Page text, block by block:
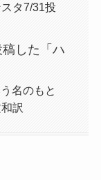
タ7/31投
した「ハ
名のもと
訳